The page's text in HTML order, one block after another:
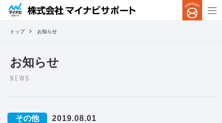
トップ お知らせ
お知らせ
NEWS
その他 2019.08.01